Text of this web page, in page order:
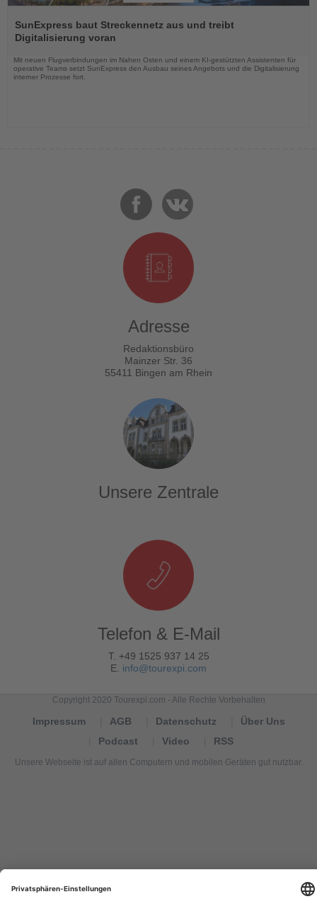
Sie
die
Nachrichten
SunExpress baut Streckennetz aus und treibt
Digitalisierung voran
Mit neuen Flugverbindungen im Nahen Osten und einem KI-gestützten Assistenten für
operative Teams setzt SunExpress den Ausbau seines Angebots und die Digitalisierung
interner Prozesse fort.
Adresse
Redaktionsbüro
Mainzer Str. 36
55411 Bingen am Rhein
Unsere Zentrale
Telefon & E-Mail
T. +49 1525 937 14 25
E. info@tourexpi.com
Copyright 2020 Tourexpi.com - Alle Rechte Vorbehalten
Impressum AGB Datenschutz
Über Uns
Podcast
Video RSS
Unsere Webseite ist auf allen Computern und mobilen Geräten gut nutzbar.
turismo,